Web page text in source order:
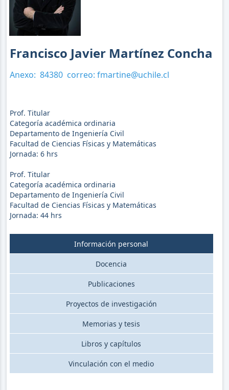
Francisco Javier Martínez Concha
Anexo: 84380 correo: fmartine@uchile.cl
Prof. Titular
Categoría académica ordinaria
Departamento de Ingeniería Civil
Facultad de Ciencias Físicas y Matemáticas
Jornada: 6hrs
Prof. Titular
Categoría académica ordinaria
Departamento de Ingeniería Civil
Facultad de Ciencias Físicas y Matemáticas
Jornada: 44hrs
Información personal
Docencia
Publicaciones
Proyectos de investigación
Memorias y tesis
Libros y capítulos
Vinculación con el medio